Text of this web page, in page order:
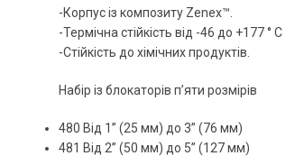
-Корпус із композиту Zenex™.
-Термічна стійкість від -46 до +177 ° C
-Стійкість до хімічних продуктів.
Набір із блокаторів п’яти розмірів
480 Від 1” (25 мм) до 3” (76 мм)
481 Від 2” (50 мм) до 5” (127 мм)